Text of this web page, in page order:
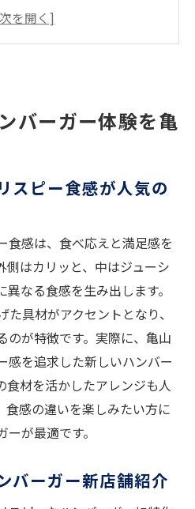
ンバーガー新店舗紹介
徴とハンバーガーの違い
が注目する鈴鹿の魅力
歩き派必見の最新トレン
辺のハンバーガーが狙い
立つハンバーガーの選び
Maker'sレビューから読む
バーガー店注目ポイント
しむ食べ方の提案
ハンバーガーの特徴
光るハンバーガーの魅力
バーガー体験を亀
スピー食感が人気の
食感は、食べ応えと満足感を
側はカリッと、中はジューシ
なる食感を生み出します。
具材がアクセントとなり、
のが特徴です。実際に、亀山
感を追求した新しいハンバー
食材を活かしたアレンジも人
食感の違いを楽しみたい方に
が最適です。
バーガー新店舗紹介